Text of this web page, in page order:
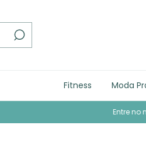
Fitness Moda
Entre no nosso